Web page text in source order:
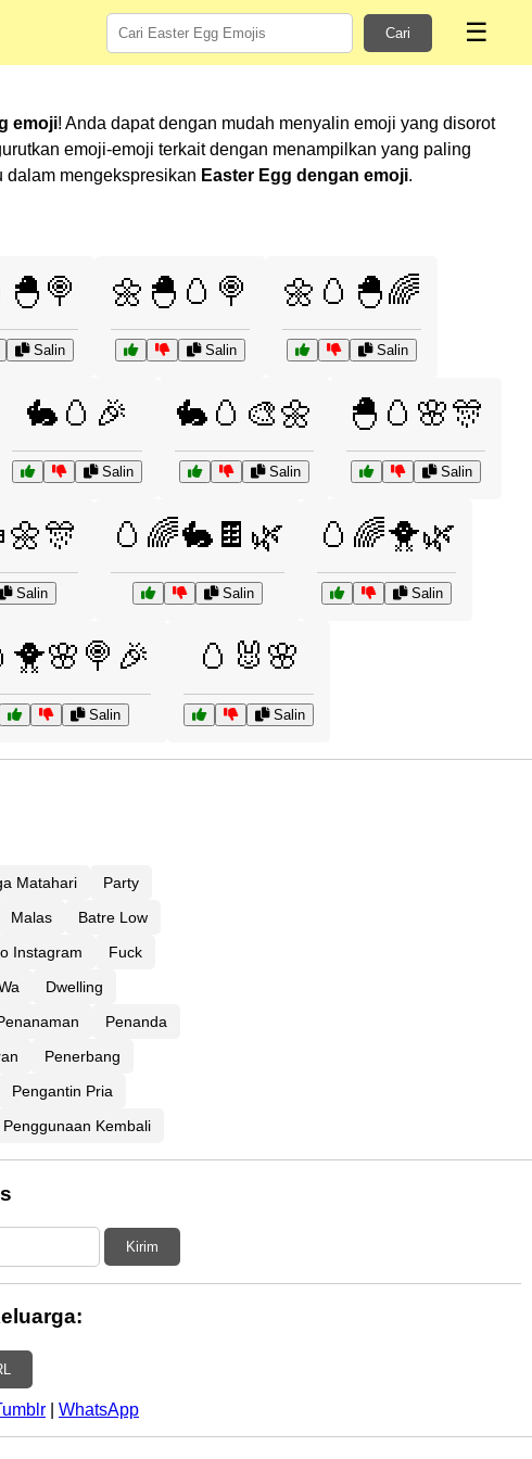
Cari ☰
emoji! Anda dapat dengan mudah menyalin emoji yang disorot
emoji-emoji terkait dengan menampilkan yang paling
mengekspresikan Easter Egg dengan emoji.
Salin
🌼🐣🥚🍭
Salin
🌼🥚🐣🌈
Salin
🐇🥚🎉
Salin
🐇🥚🎨🌼
Salin
🐣🥚🌸🎊
Salin
Salin
🥚🌈🐇🍫🌿
Salin
🥚🌈🐥🌿
Salin
Salin
🥚🐰🌸
Salin
Matahari
Party
Malas
Batre Low
Instagram
Fuck
Dwelling
Penanda
Penerbang
Pengantin Pria
Penggunaan Kembali
Kirim
WhatsApp